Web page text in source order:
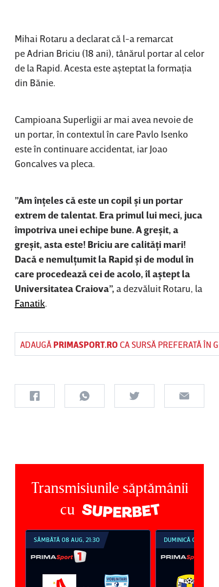
Mihai Rotaru a declarat că l-a remarcat
pe Adrian Briciu (18 ani), tânărul portar al celor
de la Rapid. Acesta este aşteptat la formaţia
din Bănie.
Campioana Superligii ar mai avea nevoie de
un portar, în contextul în care Pavlo Isenko
este în continuare accidentat, iar Joao
Goncalves va pleca.
”Am înţeles că este un copil şi un portar
extrem de talentat. Era primul lui meci, juca
împotriva unei echipe bune. A greşit, a
greşit, asta este! Briciu are calităţi mari!
Dacă e nemulţumit la Rapid şi de modul în
care procedează cei de acolo, îl aştept la
Universitatea Craiova”, a dezvăluit Rotaru, la
Fanatik
ADAUGĂ PRIMASPORT.ROCA SURSĂ PREFERATĂ ÎN
Transmisiunile săptămânii
cu
SÂMBĂTĂ 08 AUG, 21:30 DUMINICĂ 09 AUG,